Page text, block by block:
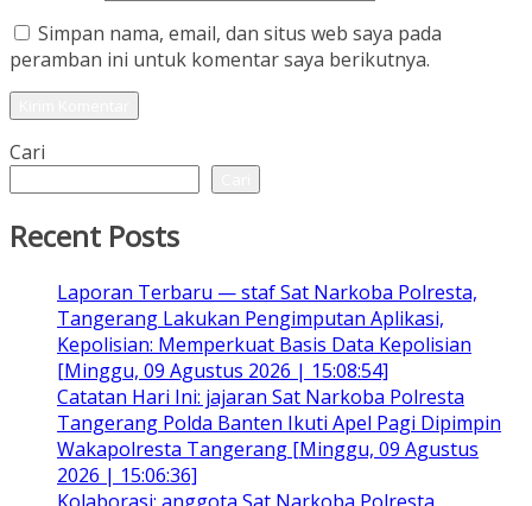
Simpan nama, email, dan situs web saya pada
peramban ini untuk komentar saya berikutnya.
Cari
Recent Posts
Laporan Terbaru — staf Sat Narkoba Polresta,
Tangerang Lakukan Pengimputan Aplikasi,
Kepolisian: Memperkuat Basis Data Kepolisian
[Minggu, 09 Agustus 2026 | 15:08:54]
Catatan Hari Ini: jajaran Sat Narkoba Polresta
Tangerang Polda Banten Ikuti Apel Pagi Dipimpin
Wakapolresta Tangerang [Minggu, 09 Agustus
2026 | 15:06:36]